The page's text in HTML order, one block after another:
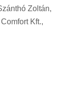
Zoltán,
Kft.,